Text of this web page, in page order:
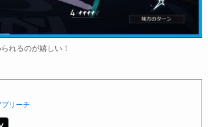
れるのが嬉しい！
プリーチ